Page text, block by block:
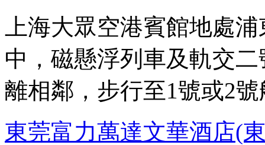
上海大眾空港賓館地處
中，磁懸浮列車及軌交
離相鄰，步行至1號或2
東莞富力萬達文華酒店(